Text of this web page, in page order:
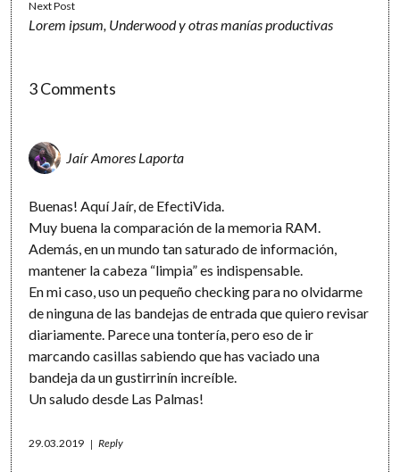
Next Post
Lorem ipsum, Underwood y otras manías productivas
3 Comments
Jaír Amores Laporta
Buenas! Aquí Jaír, de EfectiVida.
Muy buena la comparación de la memoria RAM.
Además, en un mundo tan saturado de información,
mantener la cabeza “limpia” es indispensable.
En mi caso, uso un pequeño checking para no olvidarme
de ninguna de las bandejas de entrada que quiero revisar
diariamente. Parece una tontería, pero eso de ir
marcando casillas sabiendo que has vaciado una
bandeja da un gustirrinín increíble.
Un saludo desde Las Palmas!
29.03.2019 Reply